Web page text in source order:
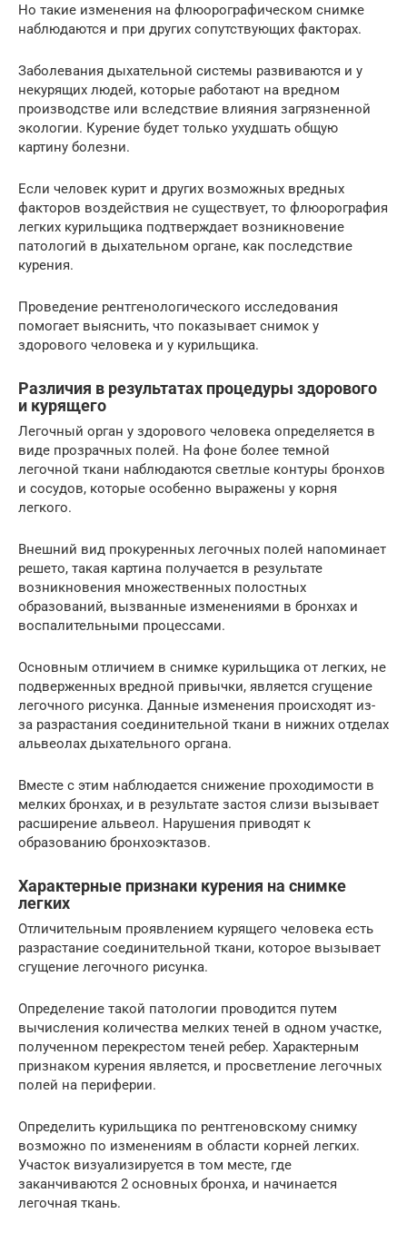
Но такие изменения на флюорографическом снимке
наблюдаются и при других сопутствующих факторах.
Заболевания дыхательной системы развиваются и у
некурящих людей, которые работают на вредном
производстве или вследствие влияния загрязненной
экологии. Курение будет только ухудшать общую
картину болезни.
Если человек курит и других возможных вредных
факторов воздействия не существует, то флюорография
легких курильщика подтверждает возникновение
патологий в дыхательном органе, как последствие
курения.
Проведение рентгенологического исследования
помогает выяснить, что показывает снимок у
здорового человека и у курильщика.
Различия в результатах процедуры здорового
и курящего
Легочный орган у здорового человека определяется в
виде прозрачных полей. На фоне более темной
легочной ткани наблюдаются светлые контуры бронхов
и сосудов, которые особенно выражены у корня
легкого.
Внешний вид прокуренных легочных полей напоминает
решето, такая картина получается в результате
возникновения множественных полостных
образований, вызванные изменениями в бронхах и
воспалительными процессами.
Основным отличием в снимке курильщика от легких, не
подверженных вредной привычки, является сгущение
легочного рисунка. Данные изменения происходят из-
за разрастания соединительной ткани в нижних отделах
альвеолах дыхательного органа.
Вместе с этим наблюдается снижение проходимости в
мелких бронхах, и в результате застоя слизи вызывает
расширение альвеол. Нарушения приводят к
образованию бронхоэктазов.
Характерные признаки курения на снимке
легких
Отличительным проявлением курящего человека есть
разрастание соединительной ткани, которое вызывает
сгущение легочного рисунка.
Определение такой патологии проводится путем
вычисления количества мелких теней в одном участке,
полученном перекрестом теней ребер. Характерным
признаком курения является, и просветление легочных
полей на периферии.
Определить курильщика по рентгеновскому снимку
возможно по изменениям в области корней легких.
Участок визуализируется в том месте, где
заканчиваются 2 основных бронха, и начинается
легочная ткань.